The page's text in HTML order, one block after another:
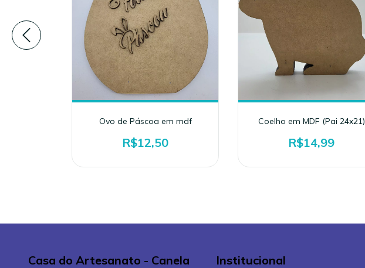
Ovo de Páscoa em mdf
R$12,50
Coelho em MDF (Pai 24x21)
R$14,99
Casa do Artesanato - Canela
Institucional